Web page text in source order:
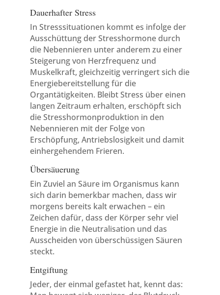
Dauerhafter Stress
In Stresssituationen kommt es infolge der
Ausschüttung der Stresshormone durch
die Nebennieren unter anderem zu einer
Steigerung von Herzfrequenz und
Muskelkraft, gleichzeitig verringert sich die
Energiebereitstellung für die
Organtätigkeiten. Bleibt Stress über einen
langen Zeitraum erhalten, erschöpft sich
die Stresshormonproduktion in den
Nebennieren mit der Folge von
Erschöpfung, Antriebslosigkeit und damit
einhergehendem Frieren.
Übersäuerung
Ein Zuviel an Säure im Organismus kann
sich darin bemerkbar machen, dass wir
morgens bereits kalt erwachen – ein
Zeichen dafür, dass der Körper sehr viel
Energie in die Neutralisation und das
Ausscheiden von überschüssigen Säuren
steckt.
Entgiftung
Jeder, der einmal gefastet hat, kennt das: